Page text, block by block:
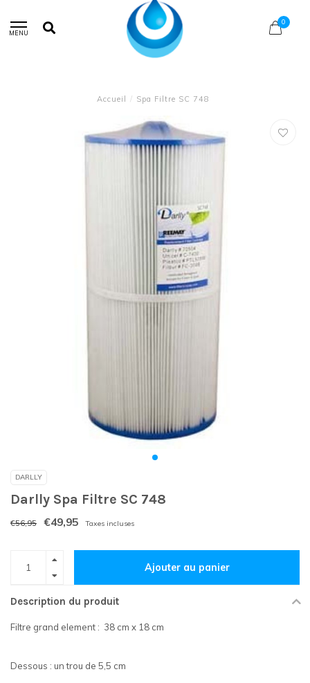
MENU
0
Accueil / Spa Filtre SC 748
DARLLY
Darlly Spa Filtre SC 748
€56,95 €49,95 Taxes incluses
Ajouter au panier
Description du produit
Filtre grand element : 38 cm x 18 cm
Dessous : un trou de 5,5 cm